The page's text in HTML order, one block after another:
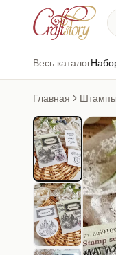
Весь каталог
Главная Штампы